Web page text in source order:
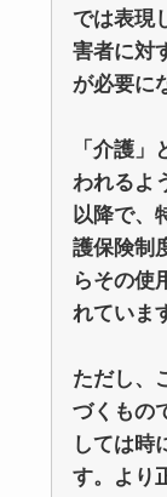
では表現
害者に対
が必要に
「介護
われるよ
以降で、
護保険制
らその使
れていま
ただし、
づくもの
しては時
す。より